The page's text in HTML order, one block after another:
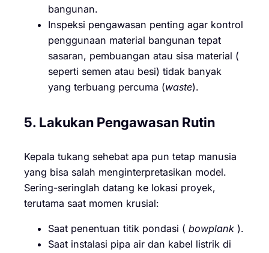
bangunan.
Inspeksi pengawasan penting agar kontrol
penggunaan material bangunan tepat
sasaran, pembuangan atau sisa material (
seperti semen atau besi) tidak banyak
yang terbuang percuma (waste).
5. Lakukan Pengawasan Rutin
Kepala tukang sehebat apa pun tetap manusia
yang bisa salah menginterpretasikan model.
Sering-seringlah datang ke lokasi proyek,
terutama saat momen krusial:
Saat penentuan titik pondasi ( bowplank ).
Saat instalasi pipa air dan kabel listrik di